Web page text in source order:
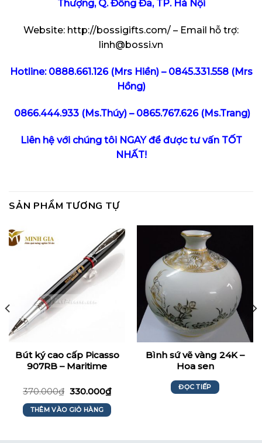
Thượng, Q. Đống Đa, TP. Hà Nội
Website: http://bossigifts.com/ – Email hỗ trợ:
linh@bossi.vn
Hotline: 0888.661.126(Mrs Hiền) – 0845.331.558(Mrs
Hồng)
0866.444.933 (Ms.Thúy) – 0865.767.626 (Ms.Trang)
Liên hệ với chúng tôi NGAY để được tư vấn TỐT
NHẤT!
SẢN PHẨM TƯƠNG TỰ
Bút ký cao cấp Picasso
907RB – Maritime
370.000₫ 330.000₫
THÊM VÀO GIỎ HÀNG
Bình sứ vẽ vàng 24K –
Hoa sen
ĐỌC TIẾP